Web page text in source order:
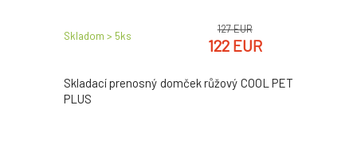
Skladom > 5ks
127 EUR
122 EUR
Skladací prenosný domček růžový COOL PET
PLUS